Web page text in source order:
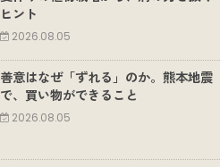
ヒント
2026.08.05
善意はなぜ「ずれる」のか。熊本地震
で、買い物ができること
2026.08.05